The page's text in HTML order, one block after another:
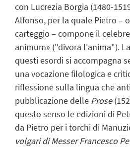
con Lucrezia Borgia (1480-
Alfonso, per la quale Pietro –
carteggio – compone il
animum» ("divora l'anima").
questi esordi si accompagna
una vocazione filologica e
riflessione sulla lingua che
pubblicazione delle Prose
questo senso le edizioni di
da Pietro per i torchi di
volgari di Messer Francesco